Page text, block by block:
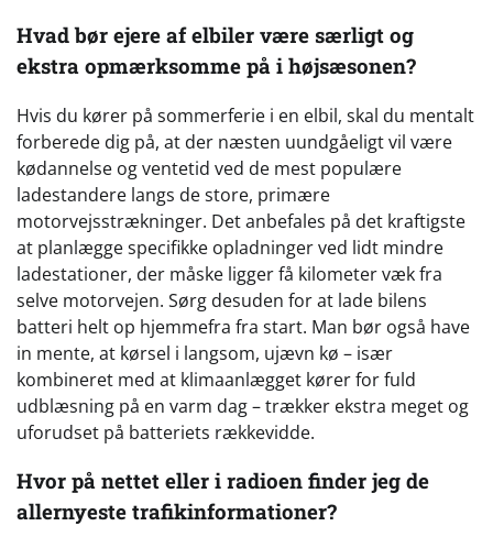
Hvad bør ejere af elbiler være særligt og
ekstra opmærksomme på i højsæsonen?
Hvis du kører på sommerferie i en elbil, skal du mentalt
forberede dig på, at der næsten uundgåeligt vil være
kødannelse og ventetid ved de mest populære
ladestandere langs de store, primære
motorvejsstrækninger. Det anbefales på det kraftigste
at planlægge specifikke opladninger ved lidt mindre
ladestationer, der måske ligger få kilometer væk fra
selve motorvejen. Sørg desuden for at lade bilens
batteri helt op hjemmefra fra start. Man bør også have
in mente, at kørsel i langsom, ujævn kø – især
kombineret med at klimaanlægget kører for fuld
udblæsning på en varm dag – trækker ekstra meget og
uforudset på batteriets rækkevidde.
Hvor på nettet eller i radioen finder jeg de
allernyeste trafikinformationer?